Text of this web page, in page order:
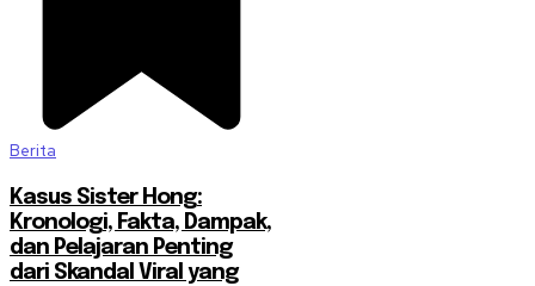
Berita
Kasus Sister Hong:
Kronologi, Fakta, Dampak,
dan Pelajaran Penting
dari Skandal Viral yang